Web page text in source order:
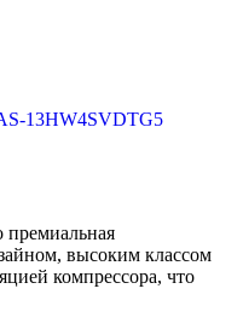
13HW4SVDTG5
премиальная
высоким классом
компрессора, что